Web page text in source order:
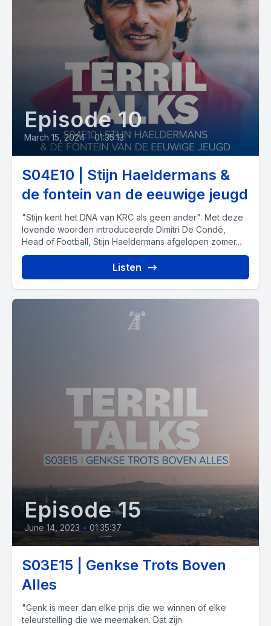
Episode 10
March 15, 2024 • 01:35:13
S04E10 | Stijn Haeldermans &
de fontein van de eeuwige jeugd
"Stijn kent het DNA van KRC als geen ander". Met deze
lovende woorden introduceerde Dimitri De Condé,
Head of Football, Stijn Haeldermans afgelopen zomer...
Listen
Episode 15
June 14, 2023 • 01:35:37
S03E15 | Genkse Trots Boven
Alles
"Genk is meer dan elke prijs die we winnen of elke
teleurstelling die we meemaken. Dat zijn